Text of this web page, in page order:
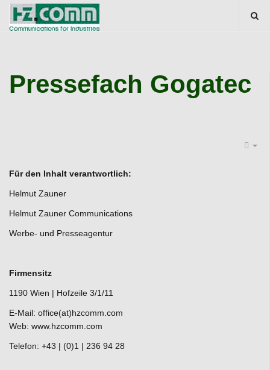
Pressefach Gogatec
Für den Inhalt verantwortlich:
Helmut Zauner
Helmut Zauner Communications
Werbe- und Presseagentur
Firmensitz
1190 Wien | Hofzeile 3/1/11
E-Mail: office(at)hzcomm.com
Web: www.hzcomm.com
Telefon: +43 | (0)1 | 236 94 28